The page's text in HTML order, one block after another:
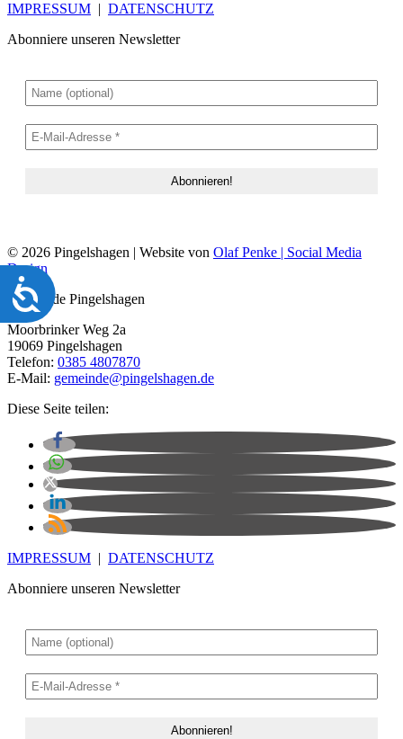
Barrierefreiheit
IMPRESSUM | DATENSCHUTZ
Abonniere unseren Newsletter
© 2026 Pingelshagen | Website von Olaf Penke | Social Media
Design
Gemeinde Pingelshagen
Moorbrinker Weg 2a
19069 Pingelshagen
Telefon: 0385 4807870
E-Mail: gemeinde@pingelshagen.de
Diese Seite teilen:
IMPRESSUM | DATENSCHUTZ
Abonniere unseren Newsletter